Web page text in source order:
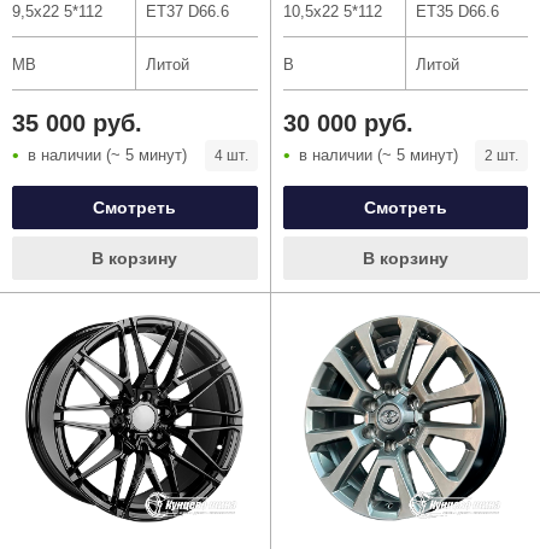
9,5x22 5*112 ET37 D66.6
MB Литой
35 000 руб.
4 шт.
в наличии (~ 5 минут)
Смотреть
В корзину
10,5x22 5*112 ET35 D66.6
B Литой
30 000 руб.
2 шт.
в наличии (~ 5 минут)
Смотреть
В корзину